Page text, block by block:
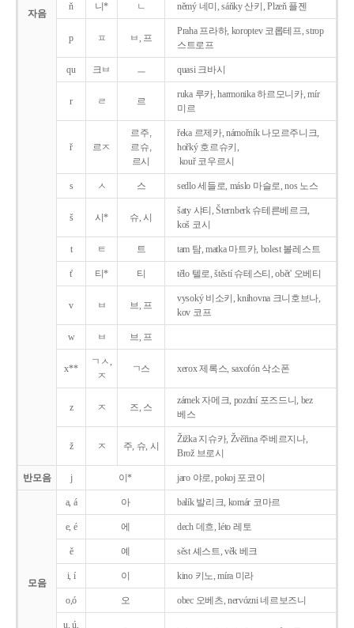
자음
ň 니* ㄴ němý 네미, sáňky 산키, Plzeň 플젠
p ㅍ ㅂ, 프
Praha 프라하, koroptev 코롭테프, strop
스트로프
qu 크ㅂ ㅡ quasi 크바시
r ㄹ 르
ruka 루카, harmonika 하르모니카, mír
미르
ř 르ㅈ
르주,
르슈,
르시
řeka 르제카, námořník 나모르주니크,
hořký 호르슈키,
kouř 코우르시
s ㅅ 스 sedlo 세들로, máslo 마슬로, nos 노스
š 시* 슈, 시
šaty 샤티, Šternberk 슈테른베르크,
koš 코시
t ㅌ 트 tam 탐, matka 마트카, bolest 볼레스트
t' 티* 티 tělo 텔로, štěstí 슈테스티, obět' 오베티
v ㅂ 브, 프
vysoký 비소키, knihovna 크니호브나,
kov 코프
w ㅂ 브, 프
x**
ㄱㅅ,
ㅈ
ㄱ스 xerox 제록스, saxofón 삭소폰
z ㅈ 즈, 스
zámek 자메크, pozdní 포즈드니, bez
베스
ž ㅈ 주, 슈, 시
Žižka 지슈카, Žvěřina 주베르지나,
Brož 브로시
반모음 j 이* jaro 야로, pokoj 포코이
모음
a, á 아 balík 발리크, komár 코마르
e, é 에 dech 데흐, léto 레토
ě 예 sěst 셰스트, věk 베크
i, í 이 kino 키노, míra 미라
o,ó 오 obec 오베츠, nervózni 네르보즈니
u, ú,